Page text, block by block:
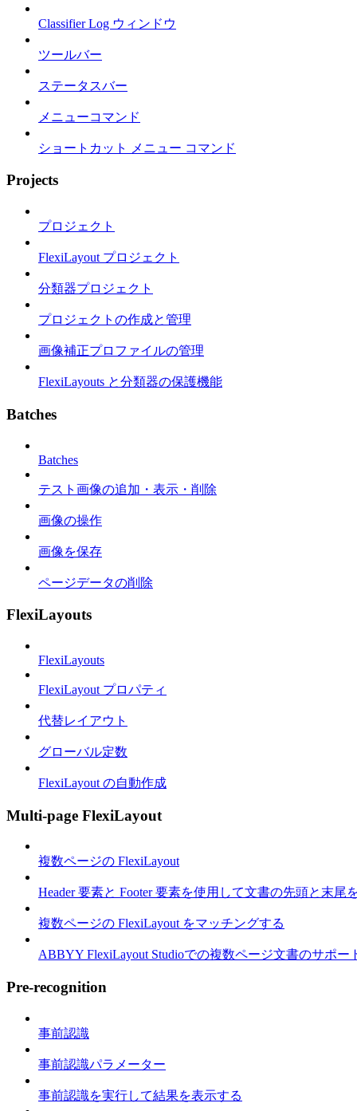
Classifier Log ウィンドウ
ツールバー
ステータスバー
メニューコマンド
ショートカット メニュー コマンド
Projects
プロジェクト
FlexiLayout プロジェクト
分類器プロジェクト
プロジェクトの作成と管理
画像補正プロファイルの管理
FlexiLayouts と分類器の保護機能
Batches
Batches
テスト画像の追加・表示・削除
画像の操作
画像を保存
ページデータの削除
FlexiLayouts
FlexiLayouts
FlexiLayout プロパティ
代替レイアウト
グローバル定数
FlexiLayout の自動作成
Multi-page FlexiLayout
複数ページの FlexiLayout
Header 要素と Footer 要素を使用して文書の先頭と末尾
複数ページの FlexiLayout をマッチングする
ABBYY FlexiLayout Studioでの複数ページ文書のサポー
Pre-recognition
事前認識
事前認識パラメーター
事前認識を実行して結果を表示する